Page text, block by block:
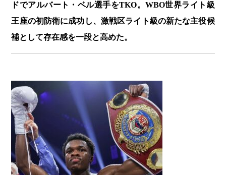
ドでアルバート・ベル選手をTKO。WBO世界ライト級
王座の初防衛に成功し、激戦区ライト級の新たな主役候
補として存在感を一段と高めた。